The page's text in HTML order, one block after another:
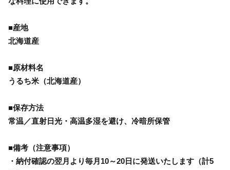
■産地
北海道産
■原材料名
うるち米（北海道産）
■保存方法
常温／直射日光・高温多湿を避け、冷暗所保管
■備考（注意事項）
・納付確認の翌月より毎月10～20日に発送いたします（計5